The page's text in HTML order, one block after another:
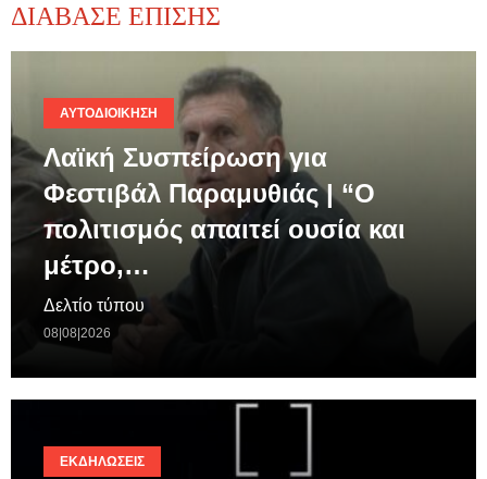
ΔΙΑΒΑΣΕ ΕΠΙΣΗΣ
ΑΥΤΟΔΙΟΊΚΗΣΗ
Λαϊκή Συσπείρωση για
Φεστιβάλ Παραμυθιάς | “Ο
πολιτισμός απαιτεί ουσία και
μέτρο,…
Δελτίο τύπου
08|08|2026
ΕΚΔΗΛΏΣΕΙΣ